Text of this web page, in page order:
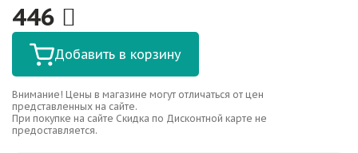
446
Добавить в корзину
Внимание! Цены в магазине могут отличаться от цен
представленных на сайте.
При покупке на сайте Скидка по Дисконтной карте не
предоставляется.